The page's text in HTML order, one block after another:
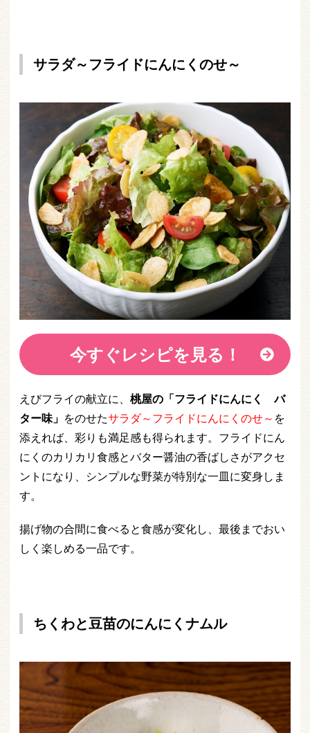
サラダ～フライドにんにくのせ～
今すぐレシピを見る！
えびフライの献立に、 桃屋の「フライドにんにく バ
ター味」 をのせたサラダ～フライドにんにくのせ～ を
添えれば、彩りも満足感も得られます。フライドにん
にくのカリカリ食感とバター醤油の香ばしさがアクセ
ントになり、シンプルな野菜が特別な一皿に変身しま
す。
揚げ物の合間に食べると食感が変化し、最後までおい
しく楽しめる一品です。
ちくわと豆苗のにんにくナムル